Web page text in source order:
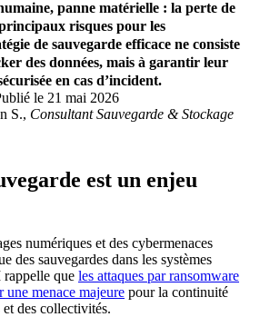
panne matérielle : la perte de
risques pour les
de sauvegarde efficace ne consiste
des données, mais à garantir leur
en cas d’incident.
le 21 mai 2026
S., Consultant Sauvegarde & Stockage
est un enjeu
numériques et des cybermenaces
des sauvegardes dans les systèmes
que les attaques par ransomware
une menace majeure pour la continuité
et des collectivités.